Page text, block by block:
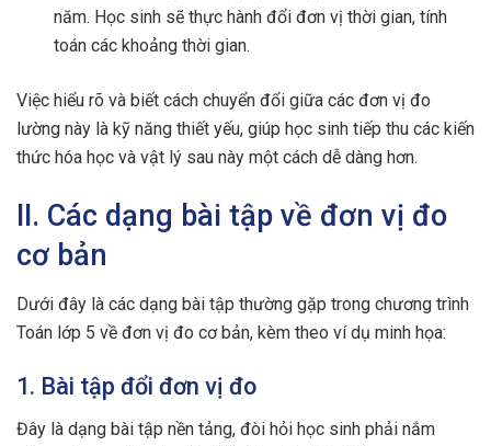
năm. Học sinh sẽ thực hành đổi đơn vị thời gian, tính
toán các khoảng thời gian.
Việc hiểu rõ và biết cách chuyển đổi giữa các đơn vị đo
lường này là kỹ năng thiết yếu, giúp học sinh tiếp thu các kiến
thức hóa học và vật lý sau này một cách dễ dàng hơn.
II. Các dạng bài tập về đơn vị đo
cơ bản
Dưới đây là các dạng bài tập thường gặp trong chương trình
Toán lớp 5 về đơn vị đo cơ bản, kèm theo ví dụ minh họa:
1. Bài tập đổi đơn vị đo
Đây là dạng bài tập nền tảng, đòi hỏi học sinh phải nắm